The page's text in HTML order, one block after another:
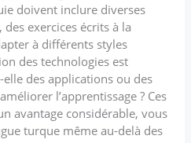
doivent inclure diverses
des exercices écrits à la
à différents styles
des technologies est
elle des applications ou des
l’apprentissage ? Ces
avantage considérable, vous
turque même au-delà des